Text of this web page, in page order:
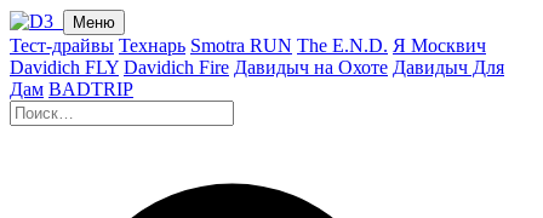
Меню
Тест-драйвы Технарь Smotra RUN The E.N.D. Я Москвич
Davidich FLY Davidich Fire Давидыч на Охоте Давидыч Для
Дам BADTRIP